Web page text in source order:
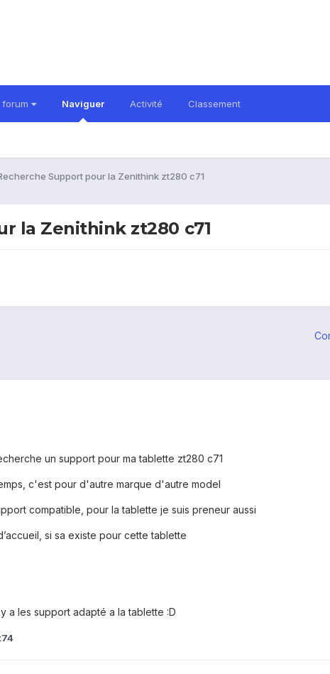
forum Naviguer Activité Classement
Support pour la Zenithink zt280 c71
la Zenithink zt280 c71
un support pour ma tablette zt280 c71
c'est pour d'autre marque d'autre model
compatible, pour la tablette je suis preneur aussi
si sa existe pour cette tablette
a les support adapté a la tablette :D